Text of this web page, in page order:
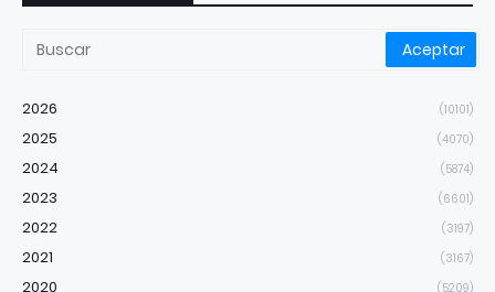
2026 (10101)
2025 (4070)
2024 (5874)
2023 (6601)
2022 (3197)
2021 (3167)
2020 (5209)